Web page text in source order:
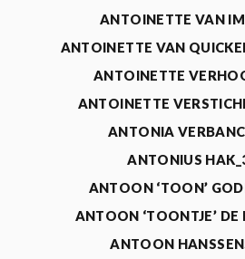
ANTOINETTE VAN
ANTOINETTE VAN
ANTOINETTE
ANTOINETTE
ANTONIA
ANTONIUS
ANTOON ‘TOON’
ANTOON ‘TOONTJE’ DE
ANTOON